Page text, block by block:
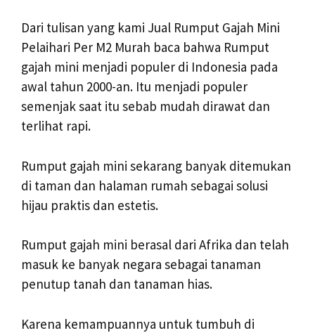
Dari tulisan yang kami Jual Rumput Gajah Mini
Pelaihari Per M2 Murah baca bahwa Rumput
gajah mini menjadi populer di Indonesia pada
awal tahun 2000-an. Itu menjadi populer
semenjak saat itu sebab mudah dirawat dan
terlihat rapi.
Rumput gajah mini sekarang banyak ditemukan
di taman dan halaman rumah sebagai solusi
hijau praktis dan estetis.
Rumput gajah mini berasal dari Afrika dan telah
masuk ke banyak negara sebagai tanaman
penutup tanah dan tanaman hias.
Karena kemampuannya untuk tumbuh di